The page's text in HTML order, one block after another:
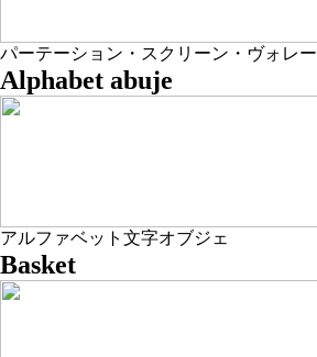
パーテーション・スクリーン・ヴォレー
Alphabet abuje
アルファベット文字オブジェ
Basket